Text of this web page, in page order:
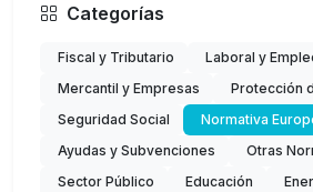
Categorías
Fiscal y Tributario
Laboral y
Mercantil y Empresas
Protección
Seguridad Social
Normativa
Ayudas y Subvenciones
Otras
Sector Público
Educación